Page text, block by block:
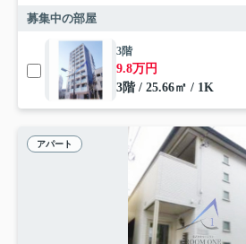
募集中の部屋
3階
9.8万円
3階 / 25.66㎡ / 1K
アパート